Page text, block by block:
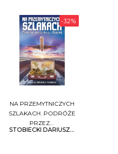
-32%
NA PRZEMYTNICZYCH
SZLAKACH. PODRÓŻE
PRZEZ...
STOBIECKI DARIUSZ...